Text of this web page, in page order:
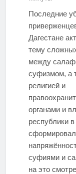
Последние
Дагестане
тему
между
суфизмом, а
религией и
органами и
республики
суфиями и
на это